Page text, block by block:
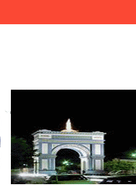
Carnaval 2026 no Ceará é o